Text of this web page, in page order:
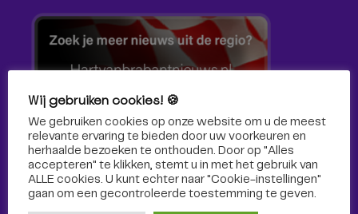
Volg ons!
Wij gebruiken cookies! 🍪
We gebruiken cookies op onze website om u de meest
relevante ervaring te bieden door uw voorkeuren en
herhaalde bezoeken te onthouden. Door op "Alles
accepteren" te klikken, stemt u in met het gebruik van
ALLE cookies. U kunt echter naar "Cookie-instellingen"
gaan om een ​​gecontroleerde toestemming te geven.